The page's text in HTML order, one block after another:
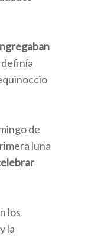
definía
de
luna
los
la